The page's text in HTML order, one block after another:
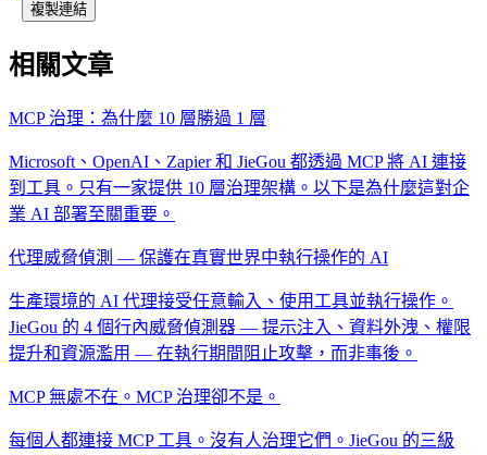
複製連結
相關文章
MCP 治理：為什麼 10 層勝過 1 層
Microsoft、OpenAI、Zapier 和 JieGou 都透過 MCP 將 AI 連接
到工具。只有一家提供 10 層治理架構。以下是為什麼這對企
業 AI 部署至關重要。
代理威脅偵測 — 保護在真實世界中執行操作的 AI
生產環境的 AI 代理接受任意輸入、使用工具並執行操作。
JieGou 的 4 個行內威脅偵測器 — 提示注入、資料外洩、權限
提升和資源濫用 — 在執行期間阻止攻擊，而非事後。
MCP 無處不在。MCP 治理卻不是。
每個人都連接 MCP 工具。沒有人治理它們。JieGou 的三級